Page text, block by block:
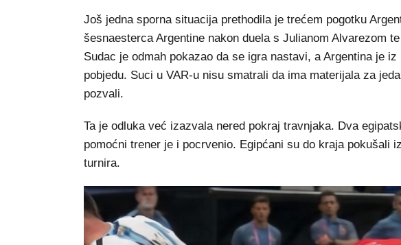
Još jedna sporna situacija prethodila je trećem pogotku
šesnaesterca Argentine nakon duela s Julianom Alvarezom
Sudac je odmah pokazao da se igra nastavi, a Argentina je
pobjedu. Suci u VAR-u nisu smatrali da ima materijala za
pozvali.
Ta je odluka već izazvala nered pokraj travnjaka. Dva
pomoćni trener je i pocrvenio. Egipćani su do kraja pokušali
turnira.